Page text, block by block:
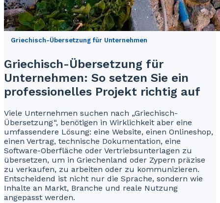
Griechisch-Übersetzung für Unternehmen
Griechisch-Übersetzung für
Unternehmen: So setzen Sie ein
professionelles Projekt richtig auf
Viele Unternehmen suchen nach „Griechisch-
Übersetzung“, benötigen in Wirklichkeit aber eine
umfassendere Lösung: eine Website, einen Onlineshop,
einen Vertrag, technische Dokumentation, eine
Software-Oberfläche oder Vertriebsunterlagen zu
übersetzen, um in Griechenland oder Zypern präzise
zu verkaufen, zu arbeiten oder zu kommunizieren.
Entscheidend ist nicht nur die Sprache, sondern wie
Inhalte an Markt, Branche und reale Nutzung
angepasst werden.